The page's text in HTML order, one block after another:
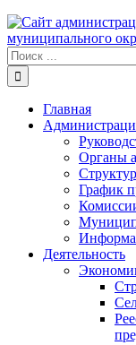
Результат
поиска:
Главная
Органы
График
Деятельность